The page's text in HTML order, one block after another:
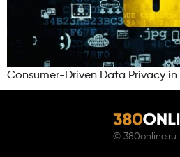
Consumer-Driven Data Privacy
© 380online.ru